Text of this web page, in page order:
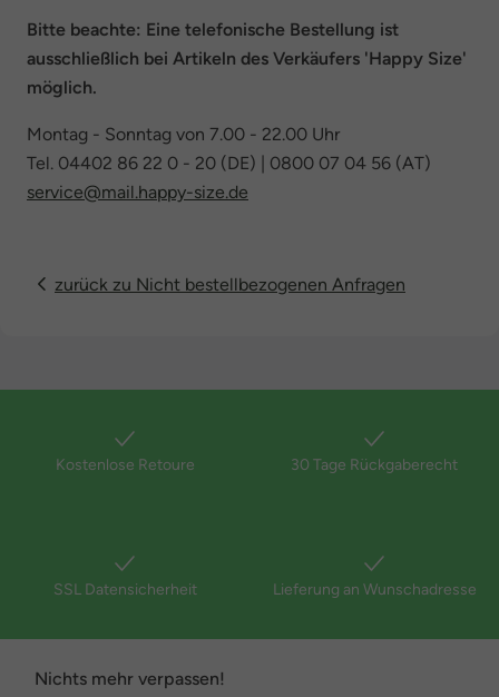
Bitte beachte: Eine telefonische Bestellung ist
ausschließlich bei Artikeln des Verkäufers 'Happy Size'
möglich.
Montag - Sonntag von 7.00 - 22.00 Uhr
Tel. 04402 86 22 0 - 20 (DE) | 0800 07 04 56 (AT)
service@mail.happy-size.de
zurück zu Nicht bestellbezogenen Anfragen
Kostenlose Retoure 30 Tage Rückgaberecht
SSL Datensicherheit Lieferung an Wunschadresse
Nichts mehr verpassen!